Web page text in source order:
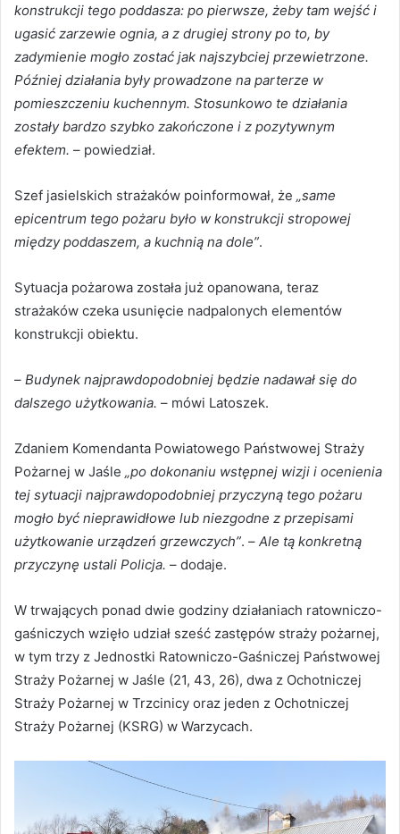
konstrukcji tego poddasza: po pierwsze, żeby tam wejść i
ugasić zarzewie ognia, a z drugiej strony po to, by
zadymienie mogło zostać jak najszybciej przewietrzone.
Później działania były prowadzone na parterze w
pomieszczeniu kuchennym. Stosunkowo te działania
zostały bardzo szybko zakończone i z pozytywnym
efektem. – powiedział.
Szef jasielskich strażaków poinformował, że „same
epicentrum tego pożaru było w konstrukcji stropowej
między poddaszem, a kuchnią na dole”.
Sytuacja pożarowa została już opanowana, teraz
strażaków czeka usunięcie nadpalonych elementów
konstrukcji obiektu.
– Budynek najprawdopodobniej będzie nadawał się do
dalszego użytkowania. – mówi Latoszek.
Zdaniem Komendanta Powiatowego Państwowej Straży
Pożarnej w Jaśle „po dokonaniu wstępnej wizji i ocenienia
tej sytuacji najprawdopodobniej przyczyną tego pożaru
mogło być nieprawidłowe lub niezgodne z przepisami
użytkowanie urządzeń grzewczych”. – Ale tą konkretną
przyczynę ustali Policja. – dodaje.
W trwających ponad dwie godziny działaniach ratowniczo-
gaśniczych wzięło udział sześć zastępów straży pożarnej,
w tym trzy z Jednostki Ratowniczo-Gaśniczej Państwowej
Straży Pożarnej w Jaśle (21, 43, 26), dwa z Ochotniczej
Straży Pożarnej w Trzcinicy oraz jeden z Ochotniczej
Straży Pożarnej (KSRG) w Warzycach.